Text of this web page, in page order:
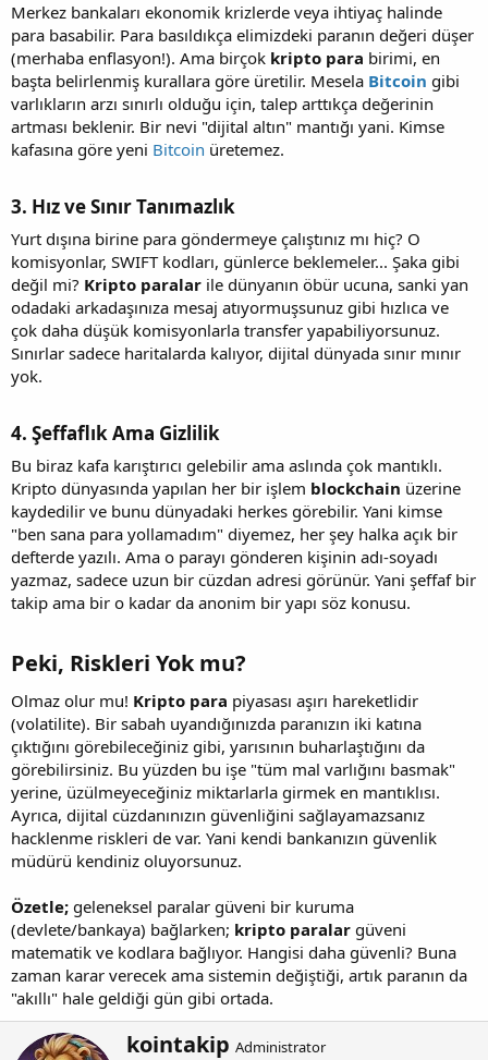
Merkez bankaları ekonomik krizlerde veya ihtiyaç halinde
para basabilir. Para basıldıkça elimizdeki paranın değeri düşer
(merhaba enflasyon!). Ama birçok kripto para birimi, en
başta belirlenmiş kurallara göre üretilir. Mesela Bitcoin gibi
varlıkların arzı sınırlı olduğu için, talep arttıkça değerinin
artması beklenir. Bir nevi "dijital altın" mantığı yani. Kimse
kafasına göre yeni Bitcoin üretemez.
3. Hız ve Sınır Tanımazlık​
Yurt dışına birine para göndermeye çalıştınız mı hiç? O
komisyonlar, SWIFT kodları, günlerce beklemeler... Şaka gibi
değil mi? Kripto paralar ile dünyanın öbür ucuna, sanki yan
odadaki arkadaşınıza mesaj atıyormuşsunuz gibi hızlıca ve
çok daha düşük komisyonlarla transfer yapabiliyorsunuz.
Sınırlar sadece haritalarda kalıyor, dijital dünyada sınır mınır
yok.
4. Şeffaflık Ama Gizlilik​
Bu biraz kafa karıştırıcı gelebilir ama aslında çok mantıklı.
Kripto dünyasında yapılan her bir işlem blockchain üzerine
kaydedilir ve bunu dünyadaki herkes görebilir. Yani kimse
"ben sana para yollamadım" diyemez, her şey halka açık bir
defterde yazılı. Ama o parayı gönderen kişinin adı-soyadı
yazmaz, sadece uzun bir cüzdan adresi görünür. Yani şeffaf bir
takip ama bir o kadar da anonim bir yapı söz konusu.
Peki, Riskleri Yok mu?​
Olmaz olur mu! Kripto para piyasası aşırı hareketlidir
(volatilite). Bir sabah uyandığınızda paranızın iki katına
çıktığını görebileceğiniz gibi, yarısının buharlaştığını da
görebilirsiniz. Bu yüzden bu işe "tüm mal varlığını basmak"
yerine, üzülmeyeceğiniz miktarlarla girmek en mantıklısı.
Ayrıca, dijital cüzdanınızın güvenliğini sağlayamazsanız
hacklenme riskleri de var. Yani kendi bankanızın güvenlik
müdürü kendiniz oluyorsunuz.
Özetle; geleneksel paralar güveni bir kuruma
(devlete/bankaya) bağlarken; kripto paralar güveni
matematik ve kodlara bağlıyor. Hangisi daha güvenli? Buna
zaman karar verecek ama sistemin değiştiği, artık paranın da
"akıllı" hale geldiği gün gibi ortada.
Ykointakip Administrator